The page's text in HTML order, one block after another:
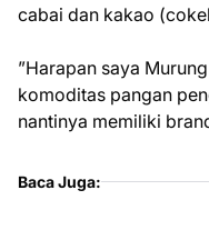
cabai dan kakao
”Harapan saya
komoditas pangan
nantinya memiliki
Baca Juga: